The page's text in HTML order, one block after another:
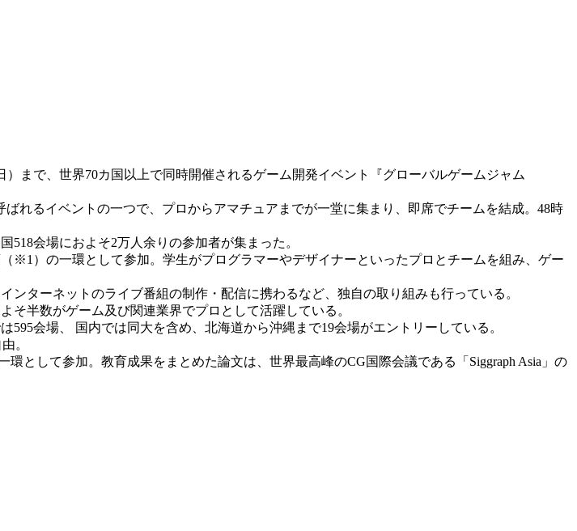
まで、世界70カ国以上で同時開催されるゲーム開発イベント『グローバルゲームジャム
れるイベントの一つで、プロからアマチュアまでが一堂に集まり、即席でチームを結成。48時
会場におよそ2万人余りの参加者が集まった。
）の一環として参加。学生がプログラマーやデザイナーといったプロとチームを組み、ゲー
ターネットのライブ番組の制作・配信に携わるなど、独自の取り組みも行っている。
半数がゲーム及び関連業界でプロとして活躍している。
会場、 国内では同大を含め、北海道から沖縄まで19会場がエントリーしている。
。
として参加。教育成果をまとめた論文は、世界最高峰のCG国際会議である「Siggraph Asia」の